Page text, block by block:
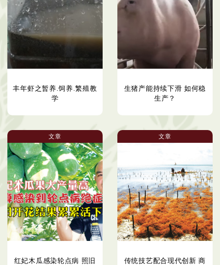
丰年虾之暂养.饲养.繁殖教
学
生猪产能持续下滑 如何稳
生产？
文章
红妃木瓜感染轮点病 照旧
文章
传统技艺配合现代创新 商